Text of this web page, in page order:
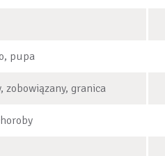
pupa
zobowiązany, granica